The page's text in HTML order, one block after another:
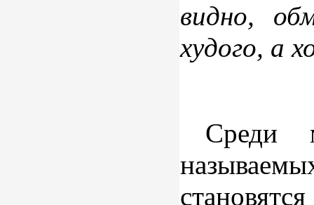
видно,
худого, а
Среди